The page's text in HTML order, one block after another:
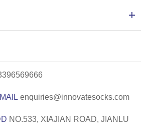
enquiries@innovatesocks.com
NO.533, XIAJIAN ROAD, JIANLU